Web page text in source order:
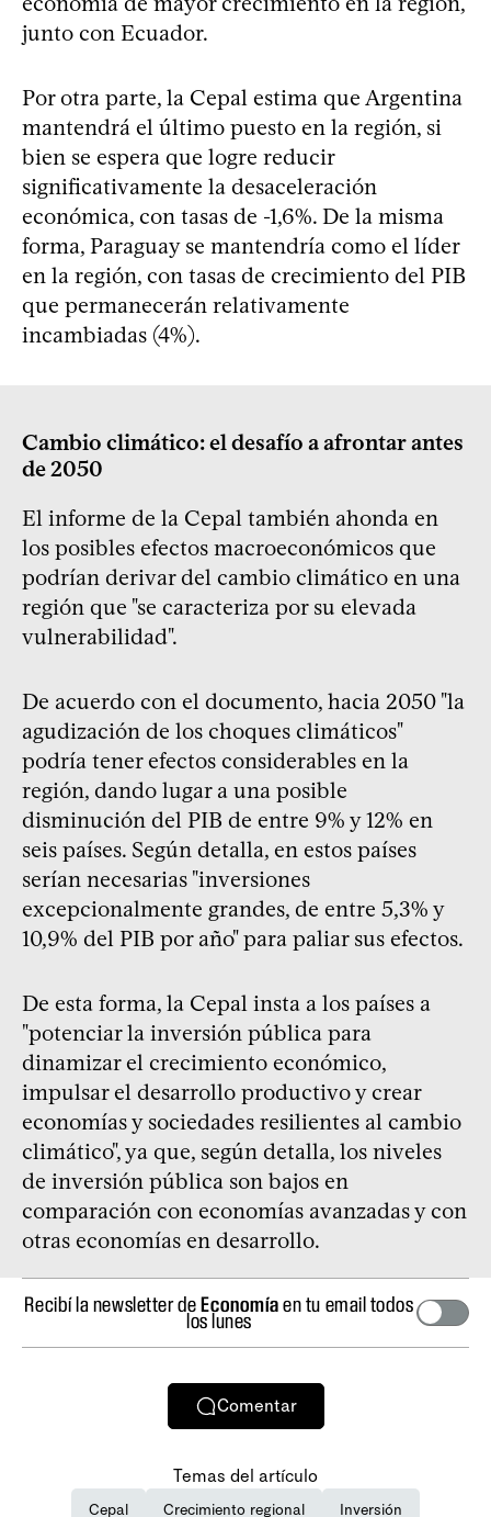
junto con Ecuador.
Por otra parte, la Cepal estima que Argentina
mantendrá el último puesto en la región, si
bien se espera que logre reducir
significativamente la desaceleración
económica, con tasas de -1,6%. De la misma
forma, Paraguay se mantendría como el líder
en la región, con tasas de crecimiento del PIB
que permanecerán relativamente
incambiadas (4%).
Cambio climático: el desafío a afrontar antes
de 2050
El informe de la Cepal también ahonda en
los posibles efectos macroeconómicos que
podrían derivar del cambio climático en una
región que "se caracteriza por su elevada
vulnerabilidad".
De acuerdo con el documento, hacia 2050 "la
agudización de los choques climáticos"
podría tener efectos considerables en la
región, dando lugar a una posible
disminución del PIB de entre 9% y 12% en
seis países. Según detalla, en estos países
serían necesarias "inversiones
excepcionalmente grandes, de entre 5,3% y
10,9% del PIB por año" para paliar sus efectos.
De esta forma, la Cepal insta a los países a
"potenciar la inversión pública para
dinamizar el crecimiento económico,
impulsar el desarrollo productivo y crear
economías y sociedades resilientes al cambio
climático", ya que, según detalla, los niveles
de inversión pública son bajos en
comparación con economías avanzadas y con
otras economías en desarrollo.
Recibí la newsletter deEconomíaen tu email todos
los lunes
Comentar
Temas del artículo
Cepal Crecimiento regional Inversión